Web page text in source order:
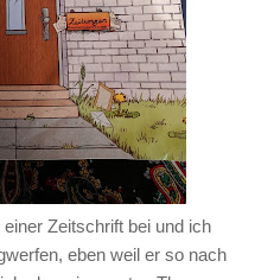
Zeitschrift bei und ich
eben weil er so nach